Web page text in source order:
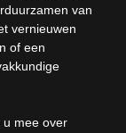
van
vernieuwen
of een
u mee over